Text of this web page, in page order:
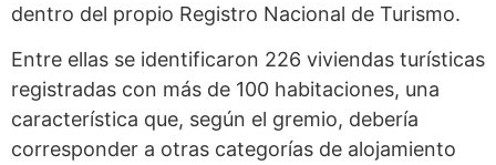
dentro del propio Registro Nacional de Turismo.
Entre ellas se identificaron 226 viviendas turísticas
registradas con más de 100 habitaciones, una
característica que, según el gremio, debería
corresponder a otras categorías de alojamiento